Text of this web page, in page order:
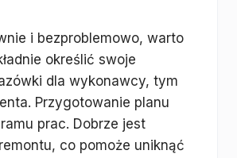
i bezproblemowo, warto
określić swoje
dla wykonawcy, tym
Przygotowanie planu
prac. Dobrze jest
co pomoże uniknąć